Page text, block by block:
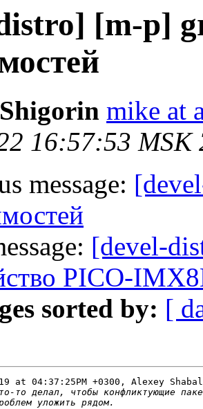
[m-p]
mike at
16:57:53 MSK
message:
[devel-
PICO-
sorted by: [
at 04:37:25PM +0300, Alexey